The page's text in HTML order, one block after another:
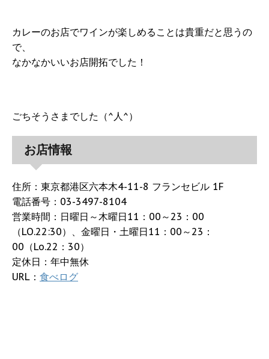
カレーのお店でワインが楽しめることは貴重だと思うの
で、
なかなかいいお店開拓でした！
ごちそうさまでした（^人^）
お店情報
住所：東京都港区六本木4-11-8 フランセビル 1F
電話番号：03-3497-8104
営業時間：日曜日～木曜日11：00～23：00
（LO.22:30）、金曜日・土曜日11：00～23：
00（Lo.22：30）
定休日：年中無休
URL： 食べログ